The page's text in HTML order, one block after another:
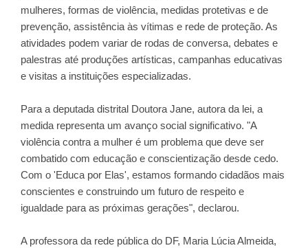
mulheres, formas de violência, medidas protetivas e de
prevenção, assistência às vítimas e rede de proteção. As
atividades podem variar de rodas de conversa, debates e
palestras até produções artísticas, campanhas educativas
e visitas a instituições especializadas.
Para a deputada distrital Doutora Jane, autora da lei, a
medida representa um avanço social significativo. "A
violência contra a mulher é um problema que deve ser
combatido com educação e conscientização desde cedo.
Com o 'Educa por Elas', estamos formando cidadãos mais
conscientes e construindo um futuro de respeito e
igualdade para as próximas gerações", declarou.
A professora da rede pública do DF, Maria Lúcia Almeida,